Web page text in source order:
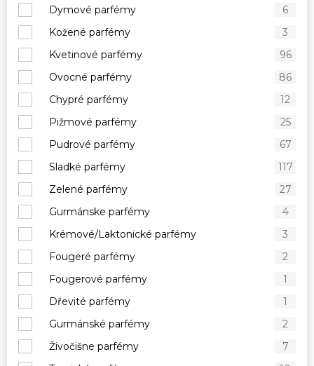
Dymové parfémy
6
Kožené parfémy
3
Kvetinové parfémy
96
Ovocné parfémy
86
Chypré parfémy
12
Pižmové parfémy
25
Pudrové parfémy
67
Sladké parfémy
117
Zelené parfémy
27
Gurmánske parfémy
4
Krémové/Laktonické parfémy
3
Fougeré parfémy
2
Fougerové parfémy
1
Dřevité parfémy
1
Gurmánské parfémy
2
Živočišne parfémy
7